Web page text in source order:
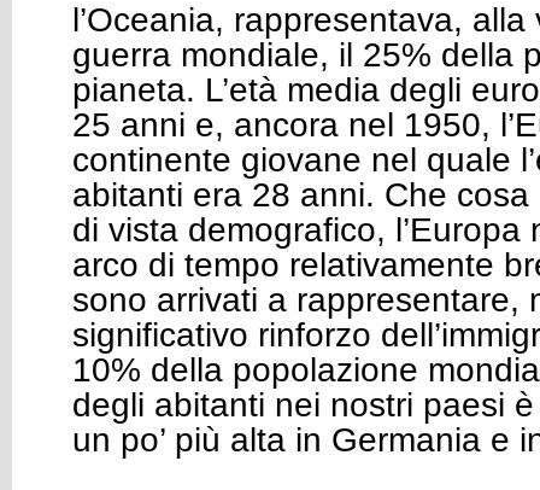
l’Oceania, rappresentava,
guerra mondiale, il 25% della
pianeta. L’età media degli
25 anni e, ancora nel 1950,
continente giovane nel quale
abitanti era 28 anni. Che
di vista demografico, l’Europa
arco di tempo relativamente
sono arrivati a rappresentare,
significativo rinforzo
10% della popolazione
degli abitanti nei nostri paesi
un po’ più alta in Germania e